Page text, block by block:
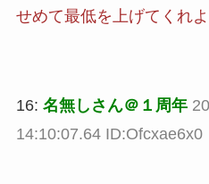
せめて最低を上げてくれよ
16: 名無しさん＠１周年
14:10:07.64 ID:Ofcxae6x0